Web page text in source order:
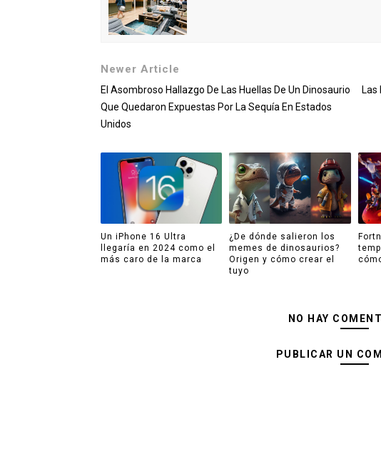
Newer Article
El Asombroso Hallazgo De Las Huellas De Un Dinosaurio
Que Quedaron Expuestas Por La Sequía En Estados
Unidos
Las
Un iPhone 16 Ultra
llegaría en 2024 como el
más caro de la marca
¿De dónde salieron los
memes de dinosaurios?
Origen y cómo crear el
tuyo
NO HAY
PUBLICAR UN